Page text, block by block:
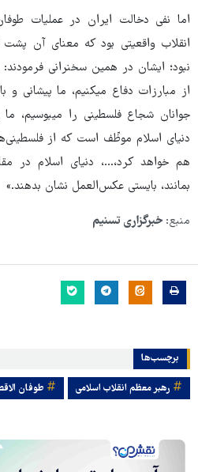
اما نفی دخالت ایران در عملیات
انقلاب واقعیتی بود که معنای آن
نبود؛ ایشان در همین سخنرانی
از مبارزات دفاع میکنیم، ما پیشانی
جوانان شجاع فلسطینی را میبوسیم، ما
دنیای اسلام موظّف است که از
هم خواهد کرد،...، دنیای اسلام در
بمانند، بایستی عکس‌العمل نشان بدهند.»
منبع: خبرگزاری تسنیم
برچسب‌ها
رهبر معظم انقلاب اسلامی طوفان